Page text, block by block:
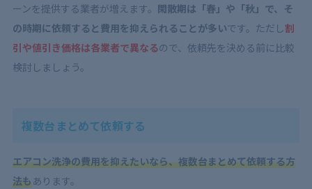
ーンを提供する業者が増えます。 閑散期は「春」や「秋」で、そ
の時期に依頼すると費用を抑えられることが多いです。ただし割
引や値引き価格は各業者で異なるので、依頼先を決める前に比較
検討しましょう。
複数台まとめて依頼する
エアコン洗浄の費用を抑えたいなら、複数台まとめて依頼する方
法もあります。